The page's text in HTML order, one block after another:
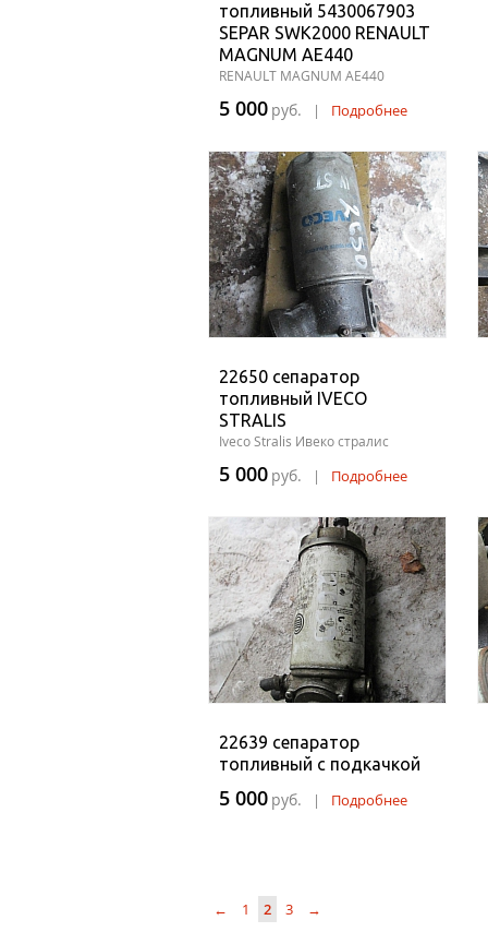
топливный 5430067903
SEPAR SWK2000 RENAULT
MAGNUM AE440
RENAULT MAGNUM AE440
5 000 руб. | Подробнее
22650 сепаратор
топливный IVECO
STRALIS
Iveco Stralis Ивеко стралис
5 000 руб. | Подробнее
22639 сепаратор
топливный с подкачкой
5 000 руб. | Подробнее
← 1 2 3 →